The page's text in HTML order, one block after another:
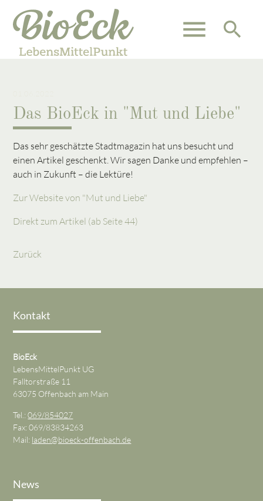
menu search
Das BioEck in "Mut und Liebe"
Das sehr geschätzte Stadtmagazin hat uns besucht und
einen Artikel geschenkt. Wir sagen Danke und empfehlen –
auch in Zukunft – die Lektüre!
Zur Website von "Mut und Liebe"
Direkt zum Artikel (ab Seite 44)
Zurück
Kontakt
BioEck
LebensMittelPunkt UG
Falltorstraße 11
63075 Offenbach am Main
Tel.:069/854027
Fax: 069/83834263
Mail: laden@bioeck-offenbach.de
News